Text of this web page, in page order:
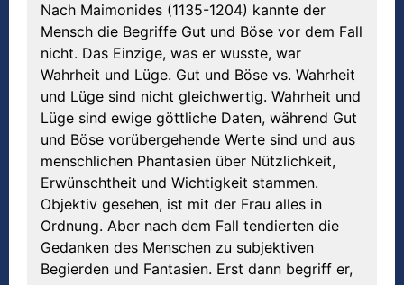
Nach Maimonides (1135-1204) kannte der
Mensch die Begriffe Gut und Böse vor dem Fall
nicht. Das Einzige, was er wusste, war
Wahrheit und Lüge. Gut und Böse vs. Wahrheit
und Lüge sind nicht gleichwertig. Wahrheit und
Lüge sind ewige göttliche Daten, während Gut
und Böse vorübergehende Werte sind und aus
menschlichen Phantasien über Nützlichkeit,
Erwünschtheit und Wichtigkeit stammen.
Objektiv gesehen, ist mit der Frau alles in
Ordnung. Aber nach dem Fall tendierten die
Gedanken des Menschen zu subjektiven
Begierden und Fantasien. Erst dann begriff er,